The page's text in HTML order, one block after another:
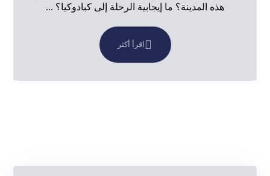
هذه المدينة؟ ما إيجابية الرحلة إلى كبادوكيا؟ ...
اقرأ أكثر